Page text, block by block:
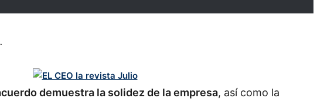
demuestra la solidez de la empresa, así como la